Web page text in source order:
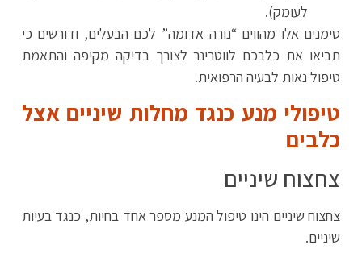
לעומק).
סימנים אלו מהווים “נורה אדומה” לכם הבעלים, ודורשים כי
תביאו את כלבכם לווטרינר לצורך בדיקה מקיפה והתאמת
טיפול נאות לבעיה הרפואית.
טיפולי מנע כנגד מחלות שיניים אצל
כלבים
צחצוח שיניים
צחצוח שיניים הינו טיפול המנע מספר אחד בחיות, כנגד בעיות
שיניים.